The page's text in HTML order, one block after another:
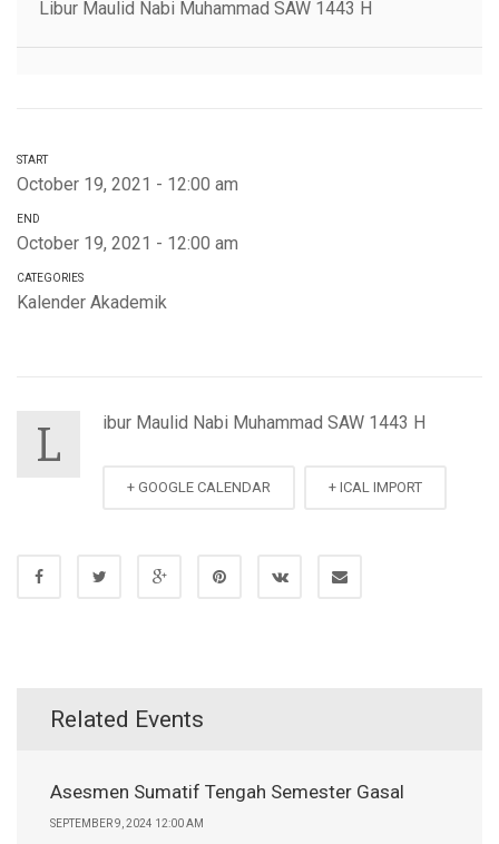
Libur Maulid Nabi Muhammad SAW 1443 H
START
October 19, 2021 - 12:00 am
END
October 19, 2021 - 12:00 am
CATEGORIES
Kalender Akademik
L ibur Maulid Nabi Muhammad SAW 1443 H
+ GOOGLE CALENDAR + ICAL IMPORT
Related Events
Asesmen Sumatif Tengah Semester Gasal
SEPTEMBER 9, 2024 12:00 AM